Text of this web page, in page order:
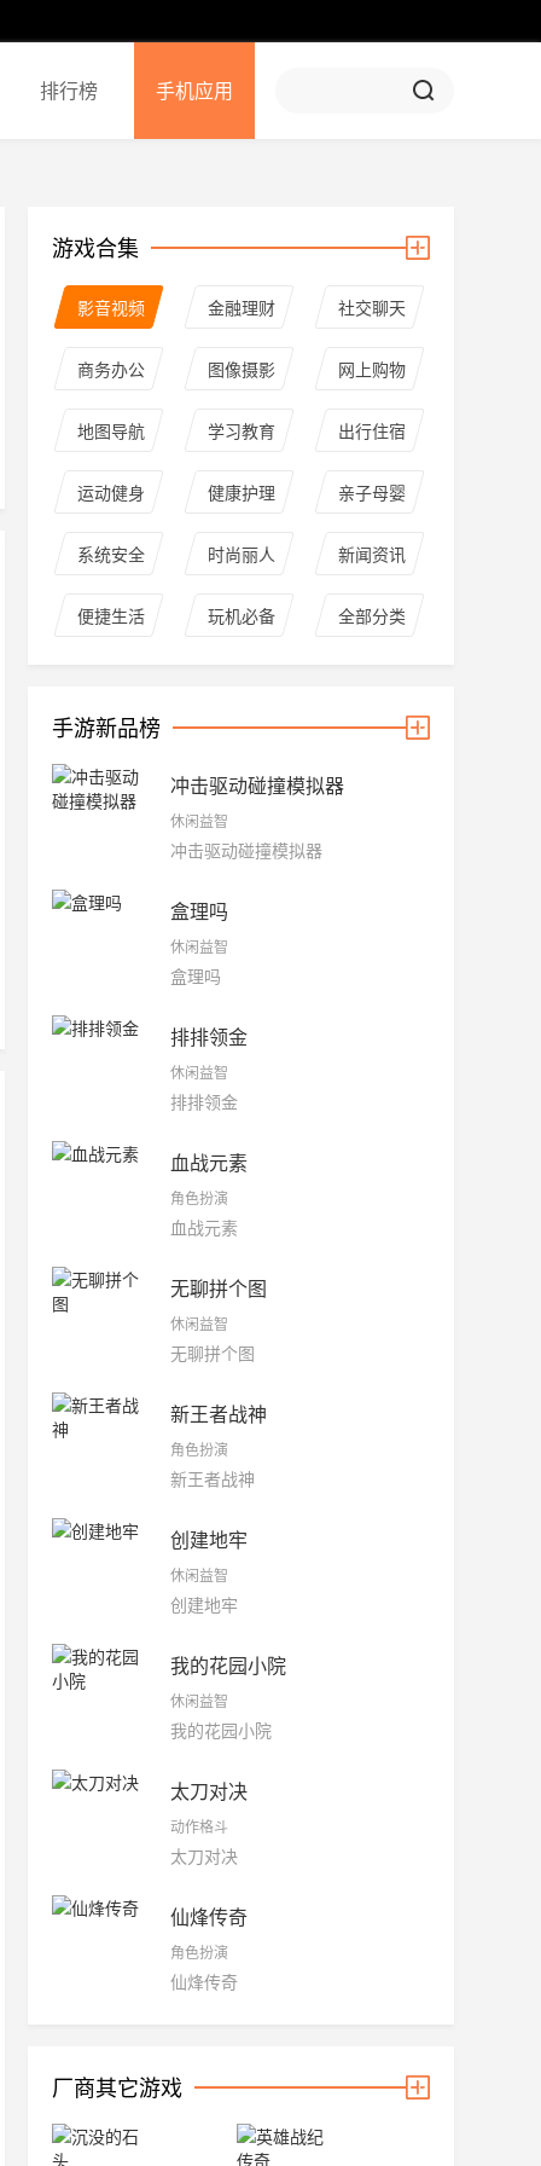
排行榜 手机应用
游戏合集
影音视频 金融理财 社交聊天
商务办公 图像摄影 网上购物
地图导航 学习教育 出行住宿
运动健身 健康护理 亲子母婴
系统安全 时尚丽人 新闻资讯
便捷生活 玩机必备 全部分类
手游新品榜
冲击驱动碰撞模拟器
休闲益智
冲击驱动碰撞模拟器
盒理吗
休闲益智
盒理吗
排排领金
休闲益智
排排领金
血战元素
角色扮演
血战元素
无聊拼个图
休闲益智
无聊拼个图
新王者战神
角色扮演
新王者战神
创建地牢
休闲益智
创建地牢
我的花园小院
休闲益智
我的花园小院
太刀对决
动作格斗
太刀对决
仙烽传奇
角色扮演
仙烽传奇
厂商其它游戏